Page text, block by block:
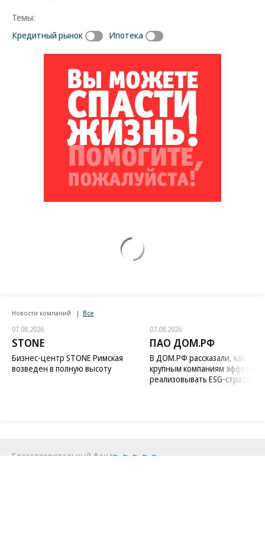
Темы:
Кредитный рынок
Ипотека
Новости компаний Все
07.08.2026
STONE
Бизнес-центр STONE Римская
возведен в полную высоту
07.08.2026
ПАО ДОМ.РФ
В ДОМ.РФ рассказали, как
крупным компаниям
реализовывать ESG-стратегию
Благотворительный фонд